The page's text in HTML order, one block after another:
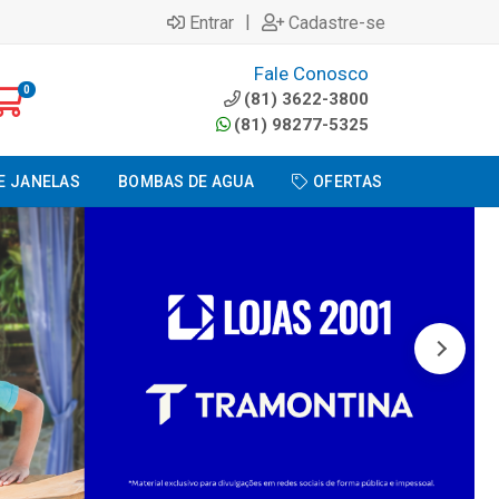
Entrar | Cadastre-se
0
Fale Conosco
(81) 3622-3800
(81) 98277-5325
JANELAS BOMBAS DE AGUA OFERTAS